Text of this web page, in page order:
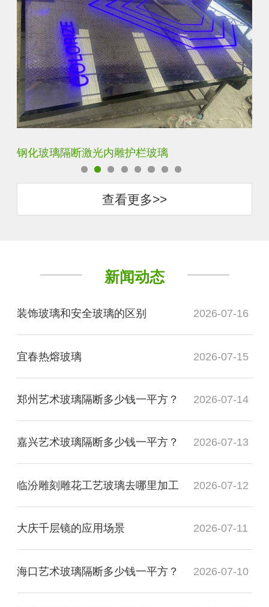
艺术内雕雪花超白钢化激光内雕发光玻璃背景墙
查看更多>>
新闻动态
装饰玻璃和安全玻璃的区别 2026-07-16
宜春热熔玻璃 2026-07-15
郑州艺术玻璃隔断多少钱一平方？ 2026-07-14
嘉兴艺术玻璃隔断多少钱一平方？ 2026-07-13
临汾雕刻雕花工艺玻璃去哪里加工 2026-07-12
大庆千层镜的应用场景 2026-07-11
海口艺术玻璃隔断多少钱一平方？ 2026-07-10